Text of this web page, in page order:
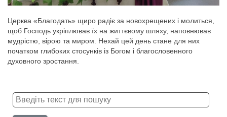
Церква «Благодать» щиро радіє за новохрещених і молиться,
щоб Господь укріплював їх на життєвому шляху, наповнював
мудрістю, вірою та миром. Нехай цей день стане для них
початком глибоких стосунків із Богом і благословенного
духовного зростання.